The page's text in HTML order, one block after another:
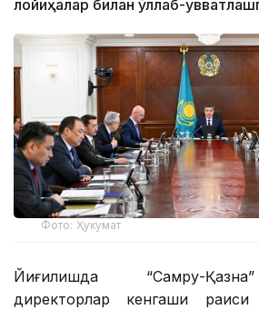
лойиҳалар билан қўллаб-
Фото: Ҳукумат
Йиғилишда “Самруқ-
директорлар кенгаши